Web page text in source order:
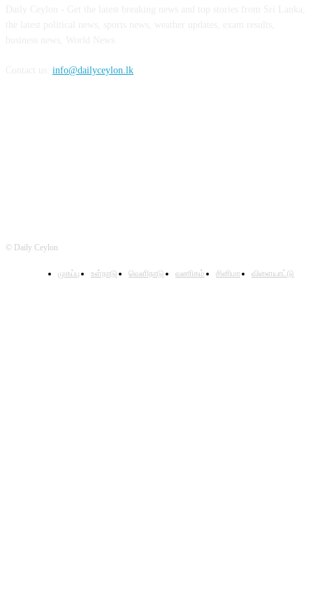
info@dailyceylon.lk
© Daily Ceylon
முகப்பு உள்நாடு வெளிநாடு வணிகம் சினிமா விளையாட்டு